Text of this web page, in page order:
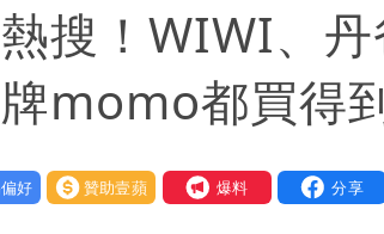
搜！WIWI、丹
momo都買得
贊助壹蘋 我要爆料